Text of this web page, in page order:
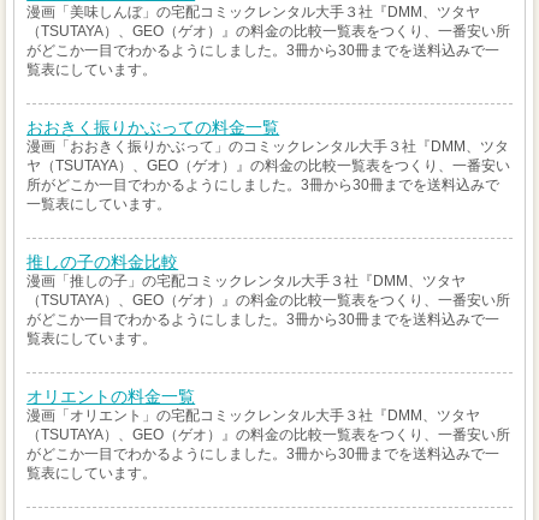
漫画「美味しんぼ」の宅配コミックレンタル大手３社『DMM、ツタヤ
（TSUTAYA）、GEO（ゲオ）』の料金の比較一覧表をつくり、一番安い所
がどこか一目でわかるようにしました。3冊から30冊までを送料込みで一
覧表にしています。
おおきく振りかぶっての料金一覧
漫画「おおきく振りかぶって」のコミックレンタル大手３社『DMM、ツタ
ヤ（TSUTAYA）、GEO（ゲオ）』の料金の比較一覧表をつくり、一番安い
所がどこか一目でわかるようにしました。3冊から30冊までを送料込みで
一覧表にしています。
推しの子の料金比較
漫画「推しの子」の宅配コミックレンタル大手３社『DMM、ツタヤ
（TSUTAYA）、GEO（ゲオ）』の料金の比較一覧表をつくり、一番安い所
がどこか一目でわかるようにしました。3冊から30冊までを送料込みで一
覧表にしています。
オリエントの料金一覧
漫画「オリエント」の宅配コミックレンタル大手３社『DMM、ツタヤ
（TSUTAYA）、GEO（ゲオ）』の料金の比較一覧表をつくり、一番安い所
がどこか一目でわかるようにしました。3冊から30冊までを送料込みで一
覧表にしています。